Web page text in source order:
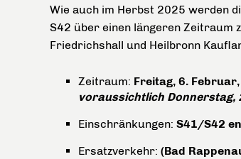
Wie auch im Herbst 2025 werden
S42 über einen längeren Zeitraum
Friedrichshall und Heilbronn
Zeitraum: Freitag, 6.
voraussichtlich Donnerstag,
Einschränkungen: S41/S42
Ersatzverkehr: (Bad